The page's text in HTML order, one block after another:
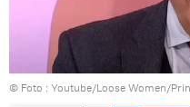
© Foto : Youtube/Loose Women/